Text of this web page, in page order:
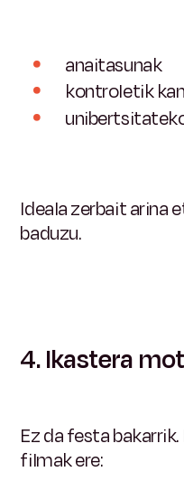
anaitasunak
kontroletik
Ideala zerbait arina
baduzu.
4. Ikastera
Ez da festa
filmak ere: